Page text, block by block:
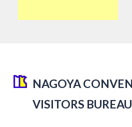
NAGOYA
VISITORS BUREAU